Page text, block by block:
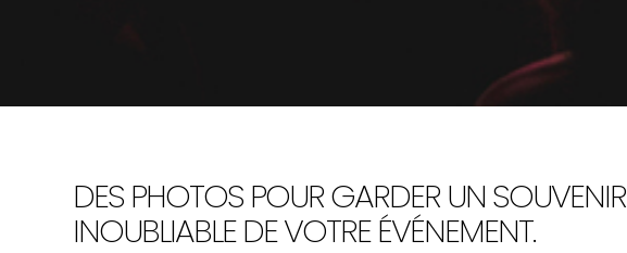
DES PHOTOS POUR GARDER UN SOUVENIR
INOUBLIABLE DE VOTRE ÉVÉNEMENT.